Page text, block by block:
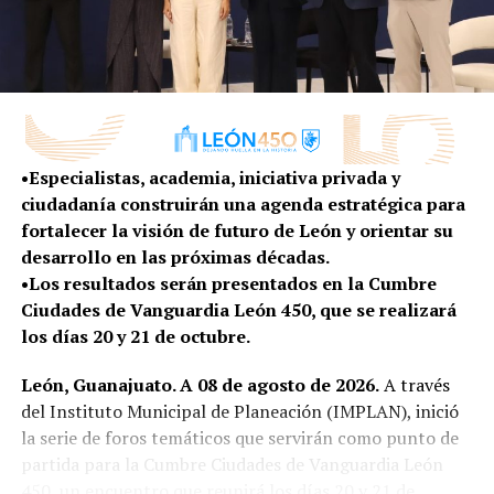
instaladas y una inversión de 5.1 millones de pesos.
Asimismo, los habitantes de la zona participaron y
ganaron en Participa León la rehabilitación del camino
de la zona Huizache, en la comunidad Saucillo de Ávalos,
en 2024, con una inversión de más de 2.2 millones de
pesos.
A través de Ayúdate Ayudando se ha brindado empleo
temporal a más de mil habitantes, con un monto
superior a los 4.6 millones de pesos.
Para este 2026, las familias de la zona Huizache
volvieron a participar en el programa de Presupuesto
camino de Saucillo de Ávalos a Buenos Aires”, cuya
inversión es superior a los 2.2 millones de pesos.
•Especialistas, academia, iniciativa privada y
ciudadanía construirán una agenda estratégica para
fortalecer la visión de futuro de León y orientar su
desarrollo en las próximas décadas.
•Los resultados serán presentados en la Cumbre
Ciudades de Vanguardia León 450, que se realizará
los días 20 y 21 de octubre.
León, Guanajuato. A 08 de agosto de 2026.A través
del Instituto Municipal de Planeación (IMPLAN), inició
la serie de foros temáticos que servirán como punto de
partida para la Cumbre Ciudades de Vanguardia León